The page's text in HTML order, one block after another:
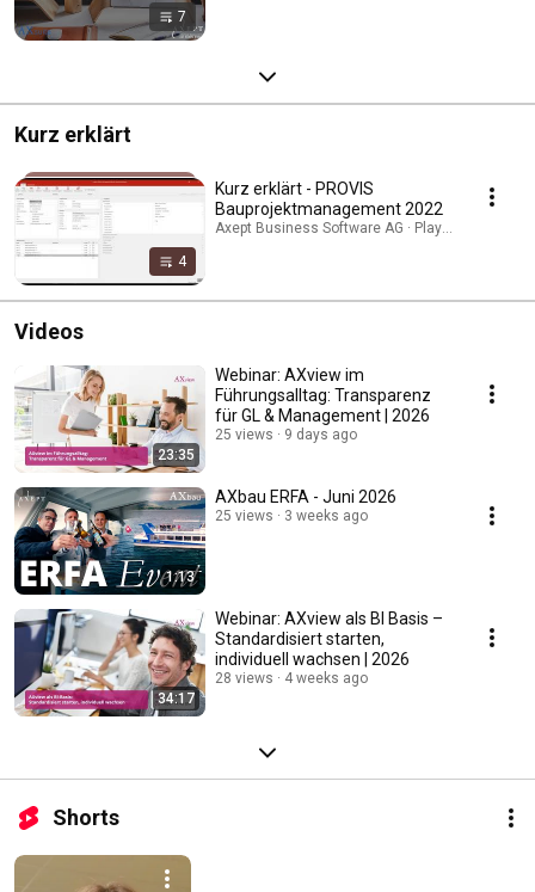
7
Kurz erklärt
4
Kurz erklärt - PROVIS
Bauprojektmanagement 2022
Axept Business Software AG · Playlist
Videos
23:35
Webinar: AXview im
Führungsalltag: Transparenz
für GL & Management | 2026
25 views 9 days ago
1:13
AXbau ERFA - Juni 2026
25 views 3 weeks ago
34:17
Webinar: AXview als BI Basis –
Standardisiert starten,
individuell wachsen | 2026
28 views 4 weeks ago
Shorts